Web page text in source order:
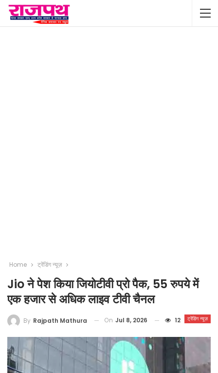
Home ट्रेंडिंग न्यूज़
Jio ने पेश किया जियोटीवी प्रो पैक, 55 रुपये में
एक हजार से अधिक लाइव टीवी चैनल
ट्रेंडिंग न्यूज़
By Rajpath Mathura On Jul 8, 2026 12